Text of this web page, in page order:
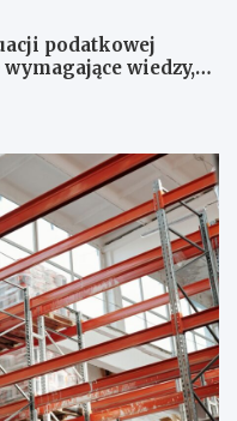
podatkowej
wiedzy,